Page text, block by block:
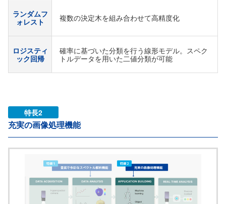
ランダムフ
ォレスト
複数の決定木を組み合わせて高精度化
ロジスティ
ック回帰
確率に基づいた分類を行う線形モデル。スペク
トルデータを用いた二値分類が可能
特長2
充実の画像処理機能